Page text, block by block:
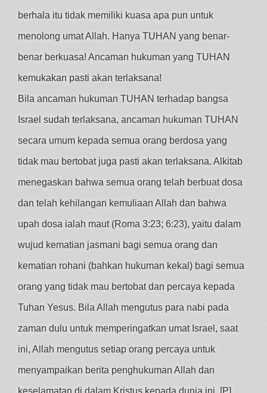
berhala itu tidak memiliki kuasa apa pun untuk
menolong umat Allah. Hanya TUHAN yang benar-
benar berkuasa! Ancaman hukuman yang TUHAN
kemukakan pasti akan terlaksana!
Bila ancaman hukuman TUHAN terhadap bangsa
Israel sudah terlaksana, ancaman hukuman TUHAN
secara umum kepada semua orang berdosa yang
tidak mau bertobat juga pasti akan terlaksana. Alkitab
menegaskan bahwa semua orang telah berbuat dosa
dan telah kehilangan kemuliaan Allah dan bahwa
upah dosa ialah maut (Roma 3:23; 6:23), yaitu dalam
wujud kematian jasmani bagi semua orang dan
kematian rohani (bahkan hukuman kekal) bagi semua
orang yang tidak mau bertobat dan percaya kepada
Tuhan Yesus. Bila Allah mengutus para nabi pada
zaman dulu untuk memperingatkan umat Israel, saat
ini, Allah mengutus setiap orang percaya untuk
menyampaikan berita penghukuman Allah dan
keselamatan di dalam Kristus kepada dunia ini. [P]